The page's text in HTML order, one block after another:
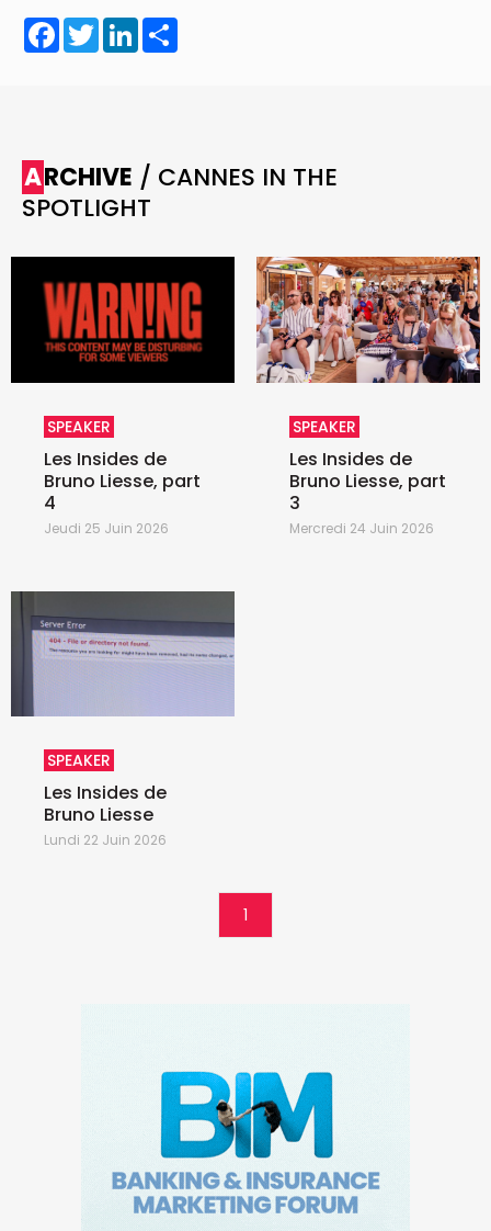
Facebook
TwitterLinkedIn
ARCHIVE / CANNES IN THE
SPOTLIGHT
SPEAKER
Les Insides de
Bruno Liesse, part
4
Jeudi 25 Juin 2026
SPEAKER
Les Insides de
Bruno Liesse, part
3
Mercredi 24 Juin 2026
SPEAKER
Les Insides de
Bruno Liesse
Lundi 22 Juin 2026
1